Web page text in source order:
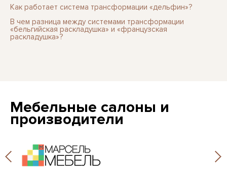
Как работает система трансформации «дельфин»?
В чем разница между системами трансформации
«бельгийская раскладушка» и «французская
раскладушка»?
Мебельные салоны и
производители